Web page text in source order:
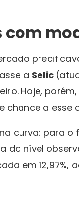
com
a Selic
Hoje,
chance a esse
curva: para o
do nível
em 12,97%,